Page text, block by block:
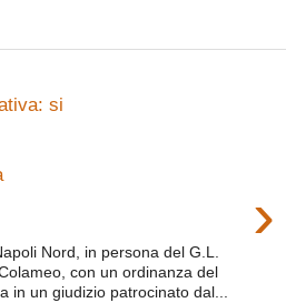
si
›
Nord, in persona del G.L.
con un ordinanza del
in un giudizio patrocinato dal...